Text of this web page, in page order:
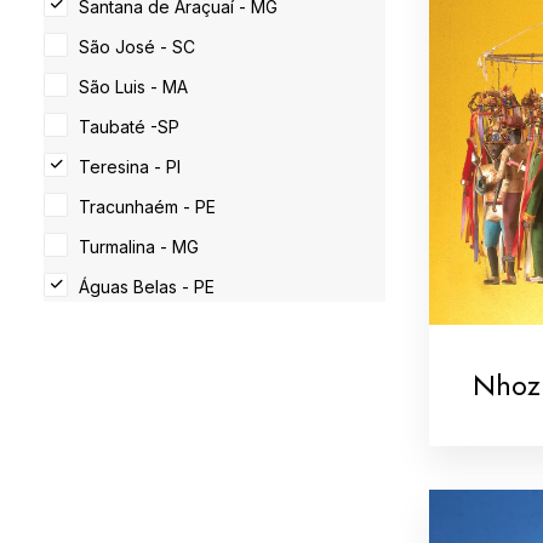
Santana de Araçuaí - MG
São José - SC
São Luis - MA
Taubaté -SP
Teresina - PI
Tracunhaém - PE
Turmalina - MG
Águas Belas - PE